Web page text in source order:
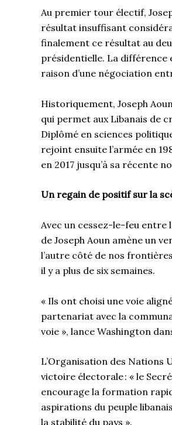
Au premier tour électif,
résultat insuffisant
finalement ce résultat au
présidentielle. La différence
raison d’une négociation
Historiquement, Joseph
qui permet aux Libanais de
Diplômé en sciences
rejoint ensuite l’armée en
en 2017 jusqu’à sa récente
Un regain de positif sur la
Avec un cessez-le-feu entre
de Joseph Aoun amène un
l’autre côté de nos
il y a plus de six semaines.
« Ils ont choisi une voie
partenariat avec la
voie », lance Washington
L’Organisation des Nations
victoire électorale : « le
encourage la formation
aspirations du peuple
la stabilité du pays ».